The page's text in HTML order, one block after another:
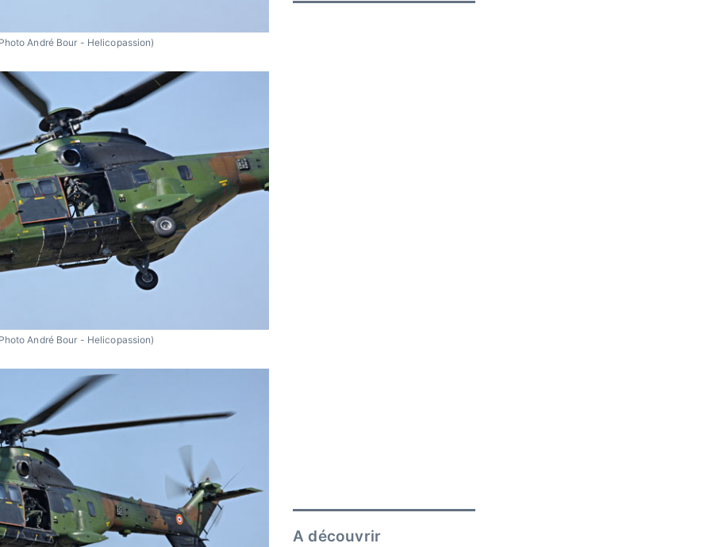
André Bour - Helicopassion)
André Bour - Helicopassion)
A découvrir